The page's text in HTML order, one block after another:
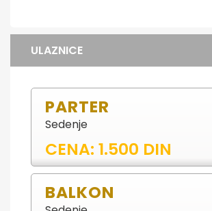
ULAZNICE
PARTER
Sedenje
CENA: 1.500 DIN
BALKON